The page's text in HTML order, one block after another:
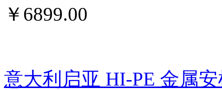
￥ 6899.00
意大利启亚 HI-PE 金属